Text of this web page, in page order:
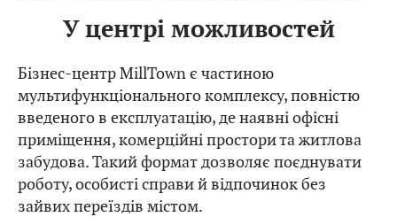
У центрі можливостей
Бізнес-центр MillTown є частиною
мультифункціонального комплексу, повністю
введеного в експлуатацію, де наявні офісні
приміщення, комерційні простори та житлова
забудова. Такий формат дозволяє поєднувати
роботу, особисті справи й відпочинок без
зайвих переїздів містом.